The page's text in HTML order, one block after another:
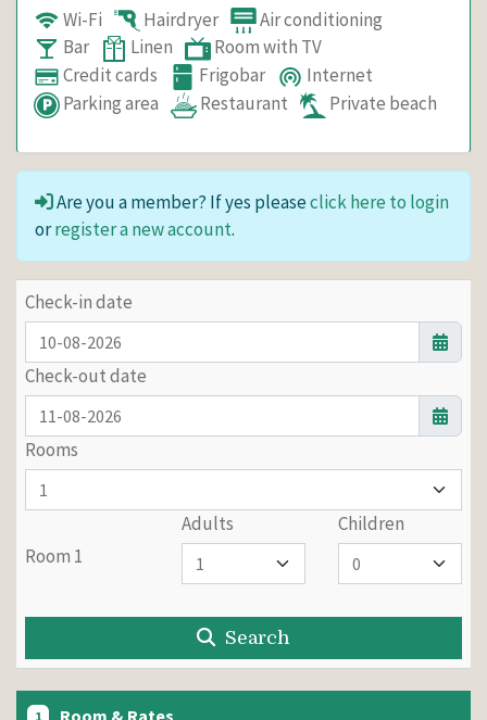
Wi-Fi Hairdryer
Air conditioning
Bar
Linen
Room with TV
Credit cards
Frigobar
Internet
Parking area
Restaurant Private beach
Are you a member? If yes pleaseclick here to login
orregister a new account.
Check-in date
Check-out date
Rooms
Room 1
Adults Children
Search
1 Room & Rates